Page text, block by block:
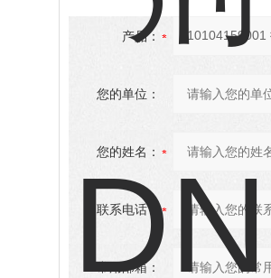
产品：
您的单位：
您的姓名：
联系电话：
常用邮箱：